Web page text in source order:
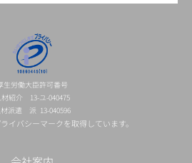
生労働大臣許可番号
材紹介 13-ユ-040475
材派遣 派 13-040596
イバシーマークを取得しています。